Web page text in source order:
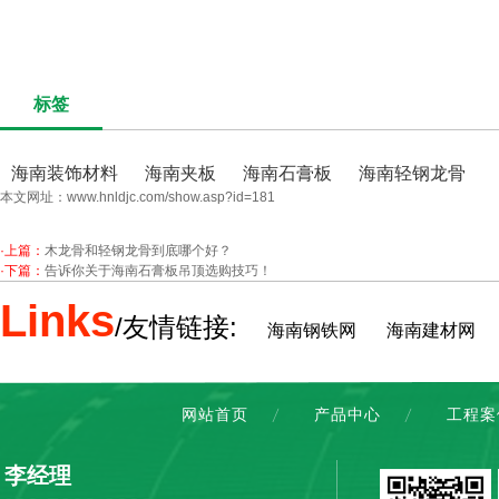
标签
海南装饰材料 海南夹板 海南石膏板 海南轻钢龙骨
本文网址： www.hnldjc.com/show.asp?id=181
·上篇： 木龙骨和轻钢龙骨到底哪个好？
·下篇： 告诉你关于海南石膏板吊顶选购技巧！
Links/友情链接: 海南钢铁网 海南建材网
网站首页 产品中心 工程
经理